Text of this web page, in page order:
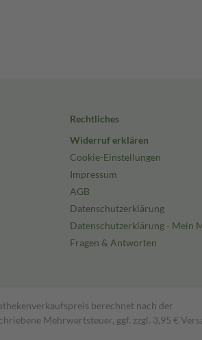
Rechtliches
Widerruf erklären
Cookie-Einstellungen
Impressum
AGB
Datenschutzerklärung
Datenschutzerklärung - Mein
Fragen & Antworten
berechnet nach der
Mehrwertsteuer, ggf. zzgl. 3,95 €